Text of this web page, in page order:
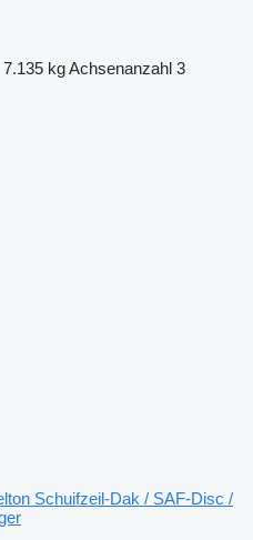
7.135 kgAchsenanzahl 3
Schuifzeil-Dak / SAF-Disc /